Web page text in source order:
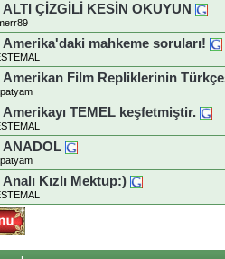
ALTI ÇİZGİLİ KESİN OKUYUN
Amerika'daki mahkeme soruları!
Amerikan Film Repliklerinin
Amerikayı TEMEL keşfetmiştir.
ANADOL
Analı Kızlı Mektup:)